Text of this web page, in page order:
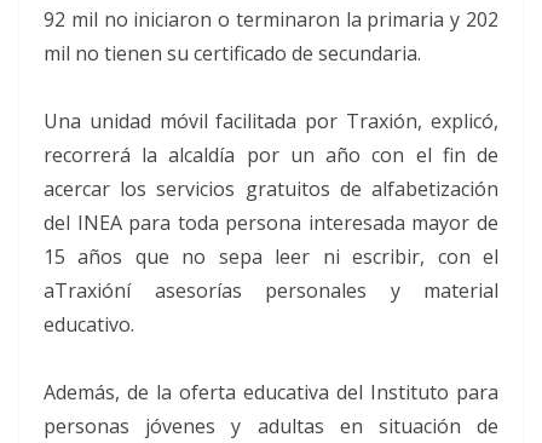
92 mil no iniciaron o terminaron la primaria y 202
mil no tienen su certificado de secundaria.
Una unidad móvil facilitada por Traxión, explicó,
recorrerá la alcaldía por un año con el fin de
acercar los servicios gratuitos de alfabetización
del INEA para toda persona interesada mayor de
15 años que no sepa leer ni escribir, con el
aTraxióní asesorías personales y material
educativo.
Además, de la oferta educativa del Instituto para
personas jóvenes y adultas en situación de